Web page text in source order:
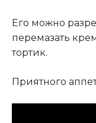
Его можно
перемазать
тортик.
Приятного